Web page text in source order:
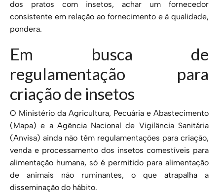
dos pratos com insetos, achar um fornecedor
consistente em relação ao fornecimento e à qualidade,
pondera.
Em busca de
regulamentação para
criação de insetos
O Ministério da Agricultura, Pecuária e Abastecimento
(Mapa) e a Agência Nacional de Vigilância Sanitária
(Anvisa) ainda não têm regulamentações para criação,
venda e processamento dos insetos comestíveis para
alimentação humana, só é permitido para alimentação
de animais não ruminantes, o que atrapalha a
disseminação do hábito.